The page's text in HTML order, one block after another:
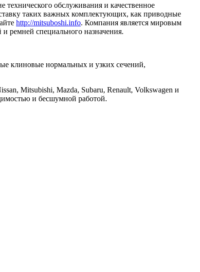
технического обслуживания и качественное
таких важных комплектующих, как приводные
http://mitsuboshi.info. Компания является мировым
ремней специального назначения.
клиновые нормальных и узких сечений,
Mitsubishi, Mazda, Subaru, Renault, Volkswagen и
и бесшумной работой.